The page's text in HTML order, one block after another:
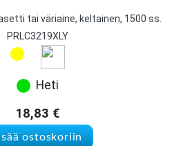
tai väriaine, keltainen, 1500 ss.
PRLC3219XLY
Heti
18,83 €
ostoskoriin